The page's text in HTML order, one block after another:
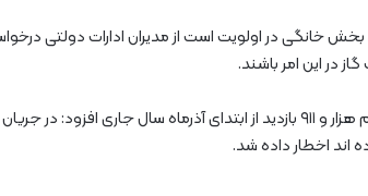
بخش خانگی در اولویت است از مدیران ادارات دولتی
در این امر باشند.
مدیرعامل شرکت گاز استان تهران در پایان با اشاره به انجام هزار و ۹۱۱ بازدید از ابتدای آذرماه سال جاری